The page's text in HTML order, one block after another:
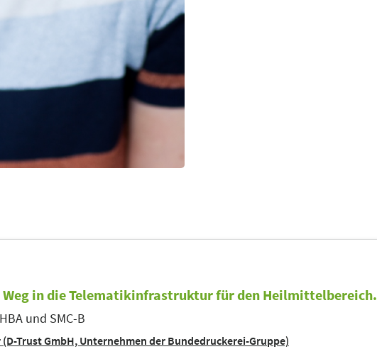
in die Telematikinfrastruktur für den Heilmittelbereich.
und SMC-B
Trust GmbH, Unternehmen der Bundedruckerei-Gruppe)